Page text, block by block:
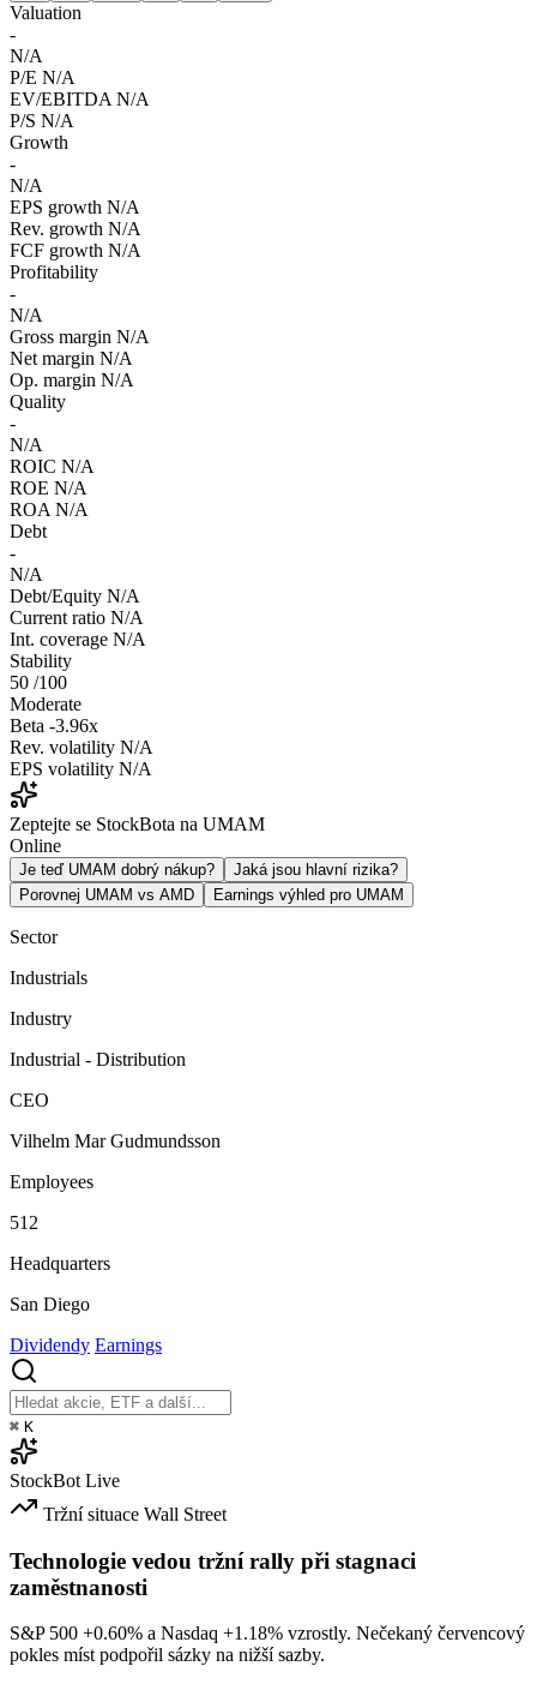
Valuation
-
N/A
P/E N/A
EV/EBITDA N/A
P/S N/A
Growth
-
N/A
EPS growth N/A
Rev. growth N/A
FCF growth N/A
Profitability
-
N/A
Gross margin N/A
Net margin N/A
Op. margin N/A
Quality
-
N/A
ROIC N/A
ROE N/A
ROA N/A
Debt
-
N/A
Debt/Equity N/A
Current ratio N/A
Int. coverage N/A
Stability
50 /100
Moderate
Beta -3.96x
Rev. volatility N/A
EPS volatility N/A
Zeptejte se StockBota na UMAM
Online
Je teď UMAM dobrý nákup?
Jaká jsou hlavní rizika?
Porovnej UMAM vs AMD
Earnings výhled pro UMAM
Sector
Industrials
Industry
Industrial - Distribution
CEO
Vilhelm Mar Gudmundsson
Employees
512
Headquarters
San Diego
Dividendy Earnings
⌘ K
StockBot Live
Tržní situace Wall Street
Technologie vedou tržní rally při stagnaci
zaměstnanosti
S&P 500 +0.60% a Nasdaq +1.18% vzrostly. Nečekaný červencový
pokles míst podpořil sázky na nižší sazby.